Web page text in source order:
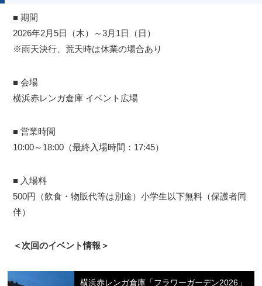
■ 期間
2026年2月5日（木）～3月1日（日）
※雨天決行、荒天時は休業の場合あり
■ 会場
横浜赤レンガ倉庫 イベント広場
■ 営業時間
10:00～18:00（最終入場時間：17:45）
■ 入場料
500円（飲食・物販代等は別途）小学生以下無料（保護者同
伴）
＜次回のイベント情報＞
横浜赤レンガ倉庫「フラワーガーデン2026」